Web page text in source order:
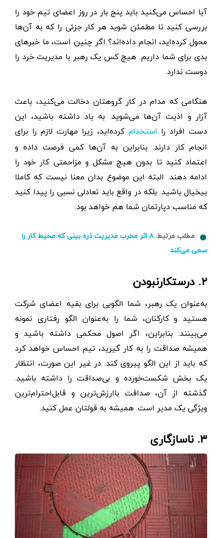
آیا احساس می‌کنید باید پنج بار در روز اعضای تیم خود را
بررسی کنید تا مطمئن شوید هر کار جزئی را که به آن‌ها
محول کرده‌اید، انجام داده‌اند؟ اگر چنین است، ما خبرهای
بدی برای شما داریم. هیچ کس یک رهبر با مدیریت خرد را
دوست ندارد.
هنگامی که مدام در کار گروهتان دخالت می‌کنید، باعث
آزار و اذیت آن‌ها می‌شوید. به یاد داشته باشید، این
دست افراد را استخدام کرده‌اید، زیرا مهارت لازم را برای
انجام کار دارند. بنابراین به آن‌ها کمی فرصت داده و
اعتماد کنید تا بدون هیچ مشکل و مزاحمتی کار خود را
ادامه دهند. البته این موضوع بدان معنا نیست که کاملا
بیخیال باشید. بلکه در واقع باید تعادلی نسبی را پیدا کنید
که مناسب دپارتمان شما هم خواهد بود.
مطلب مرتبط:
۸ اثر مخرب مدیریت ذره بینی که محیط کار را
سمی می‌کند
۲. درستکار‌نبودن
به‌عنوان یک رهبر، شما الگویی برای بقیه اعضای شرکت
هستید و کارکنان، شما را به‌عنوان الگو رفتاری نمونه
می‌بینند. بنابراین، اگر اصول محکمی داشته باشید و
همیشه صداقت را به کار گیرید، تیم احساس خواهد کرد
که باید از این الگو پیروی کند. در غیر این صورت، انتظار
یک بخش شکست‌خورده و بی‌صداقت را داشته باشید.
گذشته از آن، صداقت باارزش‌ترین و قابل‌احترام‌ترین
ویژگی یک مدیر است. همیشه به قولتان عمل کنید.
۳. ناسازگاری